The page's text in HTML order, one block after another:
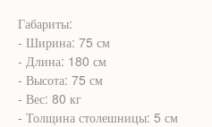
Габариты:
- Ширина: 75 см
- Длина: 180 см
- Высота: 75 см
- Вес: 80 кг
- Толщина столешницы: 5 см